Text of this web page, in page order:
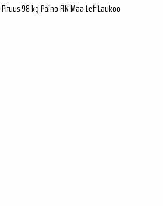
Pituus98 kgPainoFINMaaLeftLaukoo